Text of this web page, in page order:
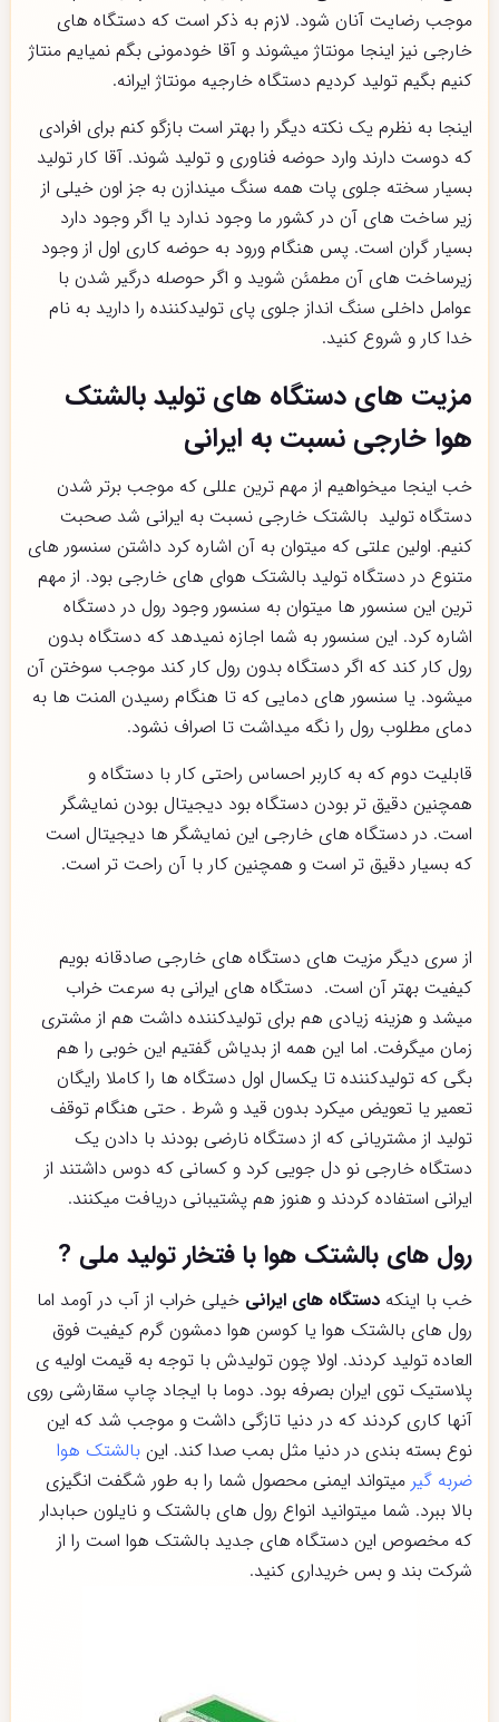
موجب رضایت آنان شود. لازم به ذکر است که دستگاه های
خارجی نیز اینجا مونتاژ میشوند و آقا خودمونی بگم نمیایم منتاژ
کنیم بگیم تولید کردیم دستگاه خارجیه مونتاژ ایرانه.
اینجا به نظرم یک نکته دیگر را بهتر است بازگو کنم برای افرادی
که دوست دارند وارد حوضه فناوری و تولید شوند. آقا کار تولید
بسیار سخته جلوی پات همه سنگ میندازن به جز اون خیلی از
زیر ساخت های آن در کشور ما وجود ندارد یا اگر وجود دارد
بسیار گران است. پس هنگام ورود به حوضه کاری اول از وجود
زیرساخت های آن مطمئن شوید و اگر حوصله درگیر شدن با
عوامل داخلی سنگ انداز جلوی پای تولیدکننده را دارید به نام
خدا کار و شروع کنید.
مزیت های دستگاه های تولید بالشتک
هوا خارجی نسبت به ایرانی
خب اینجا میخواهیم از مهم ترین عللی که موجب برتر شدن
دستگاه تولید بالشتک خارجی نسبت به ایرانی شد صحبت
کنیم. اولین علتی که میتوان به آن اشاره کرد داشتن سنسور های
متنوع در دستگاه تولید بالشتک هوای های خارجی بود. از مهم
ترین این سنسور ها میتوان به سنسور وجود رول در دستگاه
اشاره کرد. این سنسور به شما اجازه نمیدهد که دستگاه بدون
رول کار کند که اگر دستگاه بدون رول کار کند موجب سوختن آن
میشود. یا سنسور های دمایی که تا هنگام رسیدن المنت ها به
دمای مطلوب رول را نگه میداشت تا اصراف نشود.
قابلیت دوم که به کاربر احساس راحتی کار با دستگاه و
همچنین دقیق تر بودن دستگاه بود دیجیتال بودن نمایشگر
است. در دستگاه های خارجی این نمایشگر ها دیجیتال است
که بسیار دقیق تر است و همچنین کار با آن راحت تر است.
از سری دیگر مزیت های دستگاه های خارجی صادقانه بویم
کیفیت بهتر آن است. دستگاه های ایرانی به سرعت خراب
میشد و هزینه زیادی هم برای تولیدکننده داشت هم از مشتری
زمان میگرفت. اما این همه از بدیاش گفتیم این خوبی را هم
بگی که تولیدکننده تا یکسال اول دستگاه ها را کاملا رایگان
تعمیر یا تعویض میکرد بدون قید و شرط . حتی هنگام توقف
تولید از مشتریانی که از دستگاه نارضی بودند با دادن یک
دستگاه خارجی نو دل جویی کرد و کسانی که دوس داشتند از
ایرانی استفاده کردند و هنوز هم پشتیبانی دریافت میکنند.
رول های بالشتک هوا با فتخار تولید ملی ?
خب با اینکه دستگاه های ایرانی خیلی خراب از آب در آومد اما
رول های بالشتک هوا یا کوسن هوا دمشون گرم کیفیت فوق
العاده تولید کردند. اولا چون تولیدش با توجه به قیمت اولیه ی
پلاستیک توی ایران بصرفه بود. دوما با ایجاد چاپ سقارشی روی
آنها کاری کردند که در دنیا تازگی داشت و موجب شد که این
نوع بسته بندی در دنیا مثل بمب صدا کند. این بالشتک هوا
ضربه گیر میتواند ایمنی محصول شما را به طور شگفت انگیزی
بالا ببرد. شما میتوانید انواع رول های بالشتک و نایلون حبابدار
که مخصوص این دستگاه های جدید بالشتک هوا است را از
شرکت بند و بس خریداری کنید.